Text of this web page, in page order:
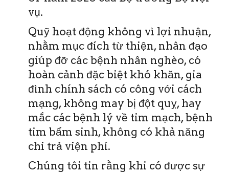
vụ.
Quỹ hoạt động không vì lợi nhuận,
nhằm mục đích từ thiện, nhân đạo
giúp đỡ các bệnh nhân nghèo, có
hoàn cảnh đặc biệt khó khăn, gia
đình chính sách có công với cách
mạng, không may bị đột quỵ, hay
mắc các bệnh lý về tim mạch, bệnh
tim bẩm sinh, không có khả năng
chi trả viện phí.
Chúng tôi tin rằng khi có được sự